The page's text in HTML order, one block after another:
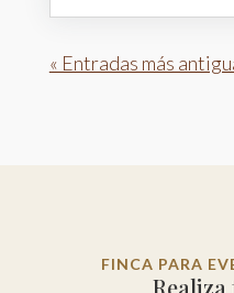
« Entradas más
FINCA PARA
Realiza